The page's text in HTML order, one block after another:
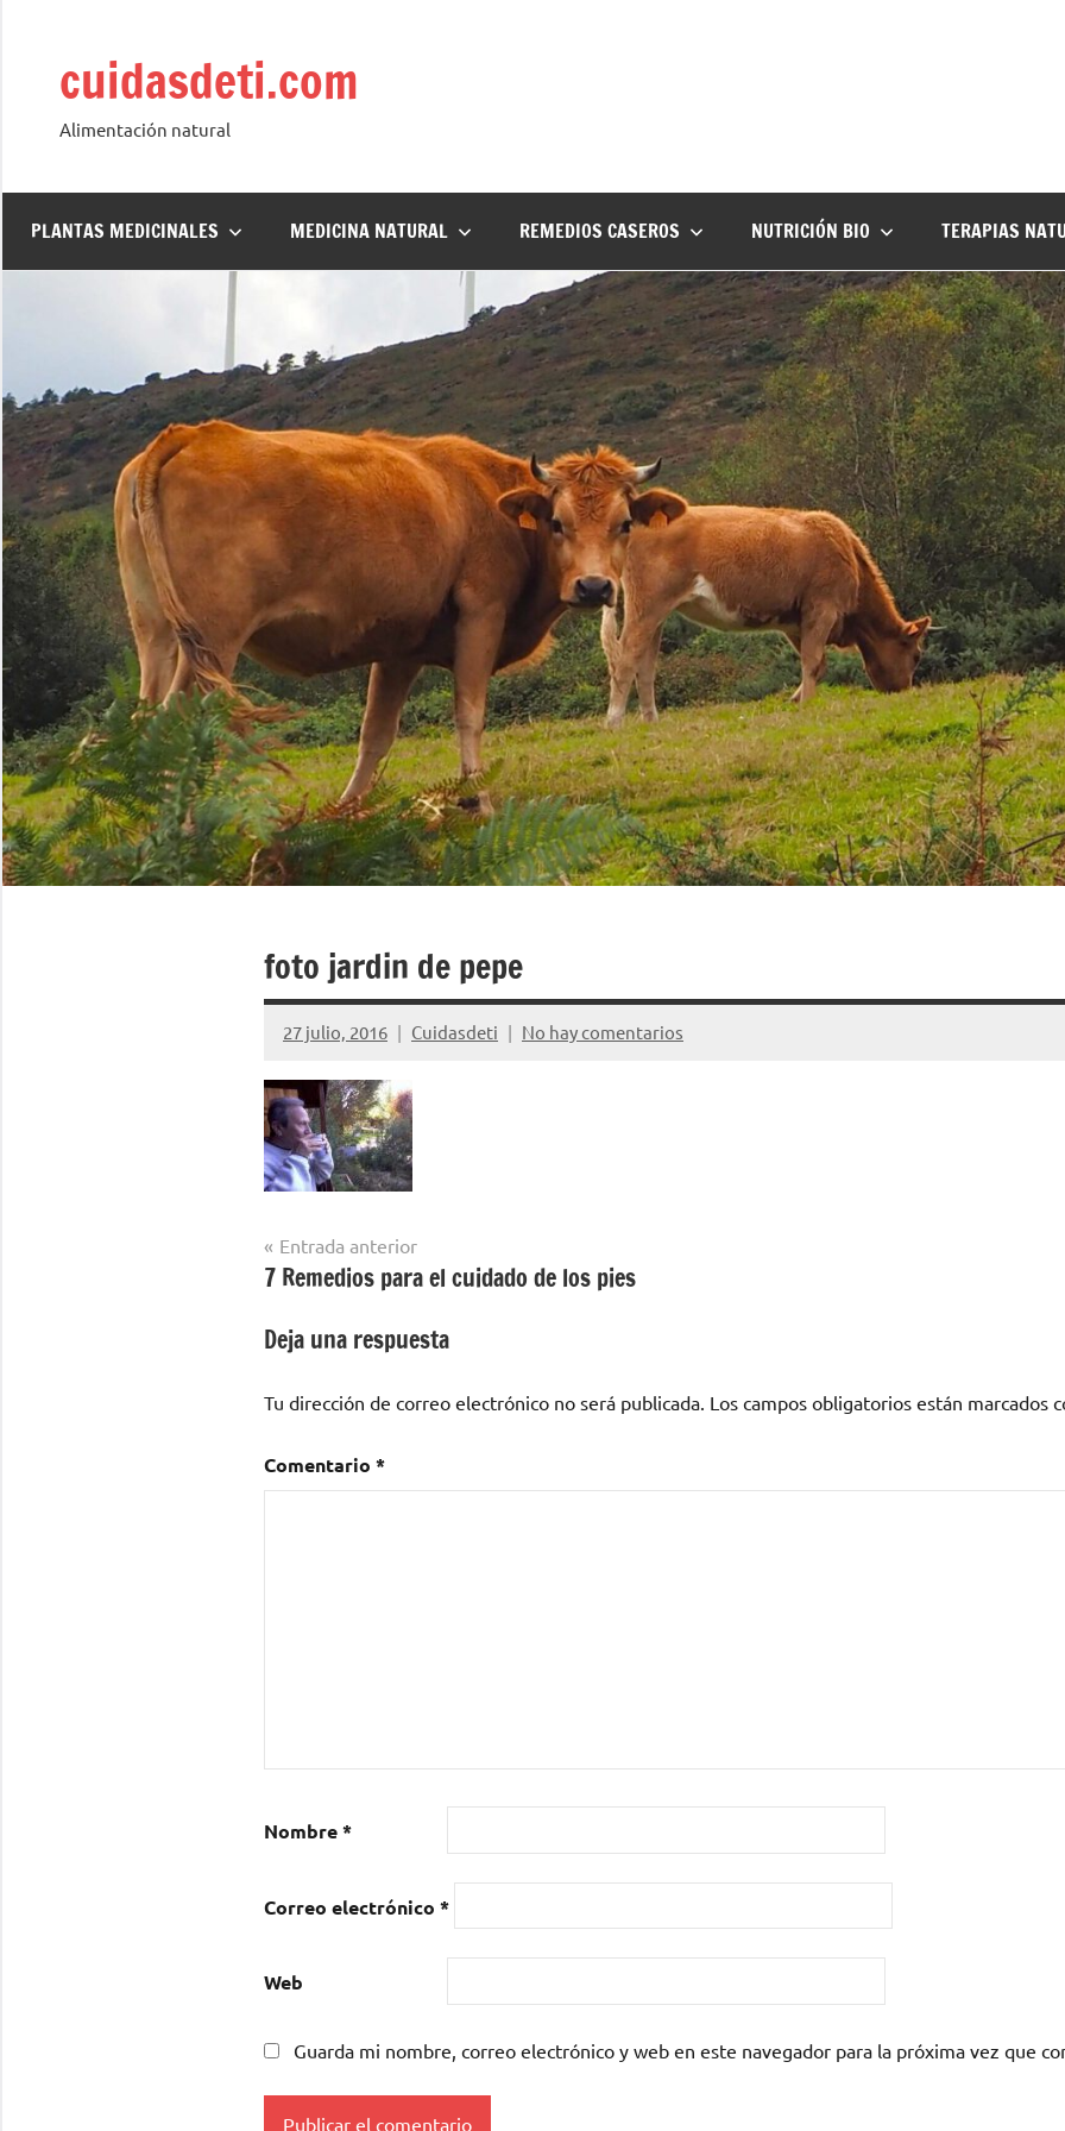
contenidocuidasdeti.com
Alimentación natural
PLANTAS MEDICINALES MEDICINA NATURAL REMEDIOS CASEROS NUTRICIÓN BIO TERAPIAS
foto jardin de pepe
27 julio, 2016 Cuidasdeti No hay comentarios
Navegación
de
entradas
Entrada anterior
7 Remedios para el cuidado de los pies
Deja una respuesta
Tu dirección de correo electrónico no será publicada. Los campos obligatorios están marcados
Comentario *
Nombre*
Correo electrónico *
Web
Guarda mi nombre, correo electrónico y web en este navegador para la próxima vez que